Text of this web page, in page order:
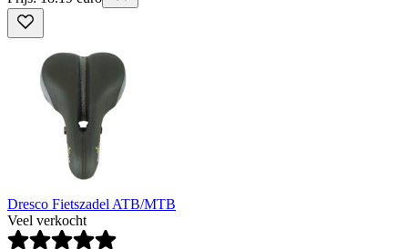
Dresco Fietszadel ATB/MTB
Veel verkocht